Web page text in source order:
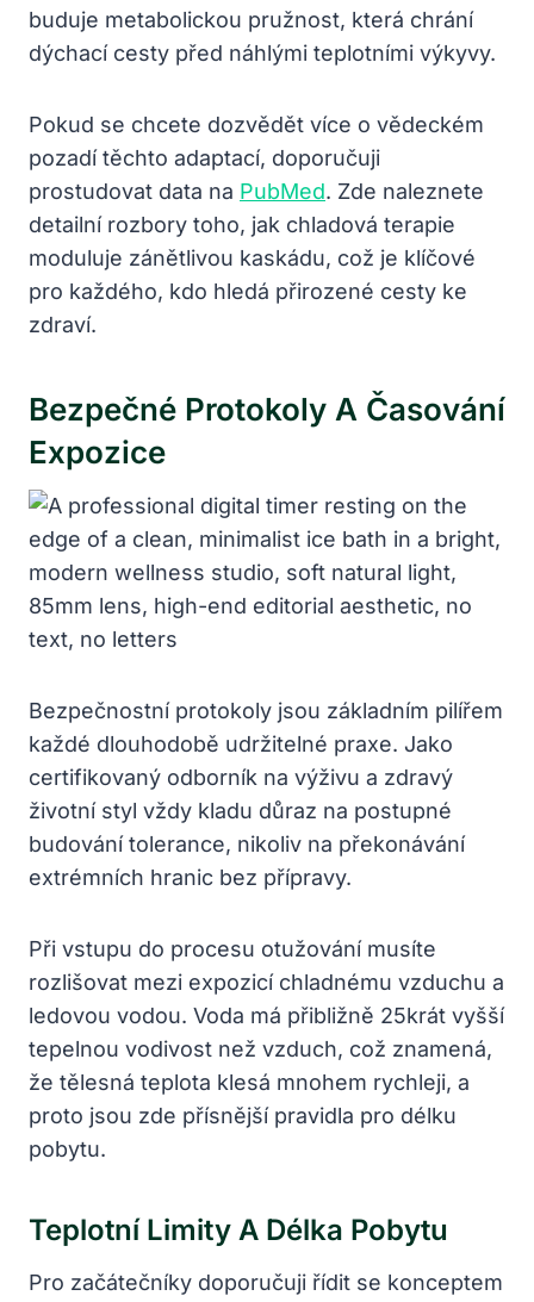
buduje metabolickou pružnost, která chrání
dýchací cesty před náhlými teplotními výkyvy.
Pokud se chcete dozvědět více o vědeckém
pozadí těchto adaptací, doporučuji
prostudovat data na PubMed. Zde naleznete
detailní rozbory toho, jak chladová terapie
moduluje zánětlivou kaskádu, což je klíčové
pro každého, kdo hledá přirozené cesty ke
zdraví.
Bezpečné Protokoly A Časování
Expozice
Bezpečnostní protokoly jsou základním pilířem
každé dlouhodobě udržitelné praxe. Jako
certifikovaný odborník na výživu a zdravý
životní styl vždy kladu důraz na postupné
budování tolerance, nikoliv na překonávání
extrémních hranic bez přípravy.
Při vstupu do procesu otužování musíte
rozlišovat mezi expozicí chladnému vzduchu a
ledovou vodou. Voda má přibližně 25krát vyšší
tepelnou vodivost než vzduch, což znamená,
že tělesná teplota klesá mnohem rychleji, a
proto jsou zde přísnější pravidla pro délku
pobytu.
Teplotní Limity A Délka Pobytu
Pro začátečníky doporučuji řídit se konceptem